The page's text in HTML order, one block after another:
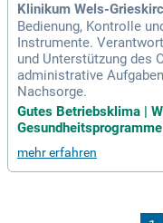
Klinikum Wels-
Bedienung, Kontrolle
Instrumente.
und Unterstützung des
administrative
Nachsorge.
Gutes Betriebsklima |
mehr erfahren